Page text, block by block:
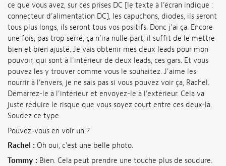
ce que vous avez, sur ces prises DC [le texte à l’écran indique :
connecteur d’alimentation DC], les capuchons, diodes, ils seront
tous plus longs, ils seront tous vos positifs. Donc j’ai ça. Encore
une fois, pas trop serré, ça n’ira nulle part, il suffit de le mettre
bien et bien ajusté. Je vais obtenir mes deux leads pour mon
pouvoir, qui sont à l'intérieur de deux leads, ces gars. Et vous
pouvez les y trouver comme vous le souhaitez. J'aime les
nourrir à l'envers, je ne sais pas si vous pouvez voir ça, Rachel.
Démarrez-le à l’intérieur et envoyez-le à l’extérieur. Cela va
juste réduire le risque que vous soyez court entre ces deux-là.
Soudez ce type.
Pouvez-vous en voir un ?
Rachel : Oh oui, c'est une belle photo.
Tommy : Bien. Cela peut prendre une touche plus de soudure.